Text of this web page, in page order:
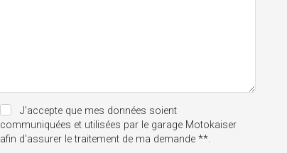
J'accepte que mes données soient
communiquées et utilisées par le garage Motokaiser
afin d'assurer le traitement de ma demande **.